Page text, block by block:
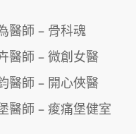
醫師 – 骨科魂
醫師 – 微創女醫
醫師 – 開心俠醫
醫師 – 痠痛堡健室